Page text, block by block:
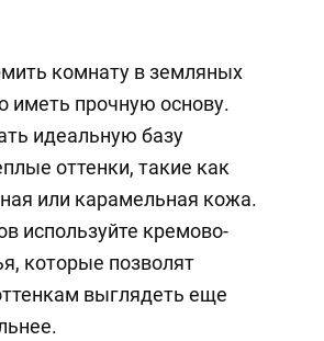
комнату в земляных
иметь прочную основу.
идеальную базу
оттенки, такие как
или карамельная кожа.
используйте кремово-
которые позволят
выглядеть еще